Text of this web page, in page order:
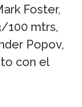
Foster,
100 mtrs,
Popov,
con el